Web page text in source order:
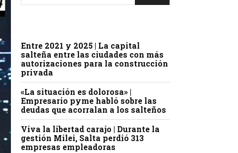
Entre 2021 y 2025 | La capital
salteña entre las ciudades con más
autorizaciones para la construcción
privada
«La situación es dolorosa» |
Empresario pyme habló sobre las
deudas que acorralan a los salteños
Viva la libertad carajo | Durante la
gestión Milei, Salta perdió 313
empresas empleadoras